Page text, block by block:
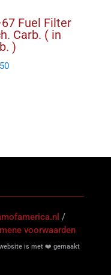
Fuel Filter
Carb. ( in
)
/
voorwaarden
is met ❤️ gemaakt